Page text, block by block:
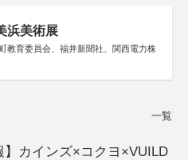
浜美術展
教育委員会、福井新聞社、関西電力株
一覧
】カインズ×コクヨ×VUILD